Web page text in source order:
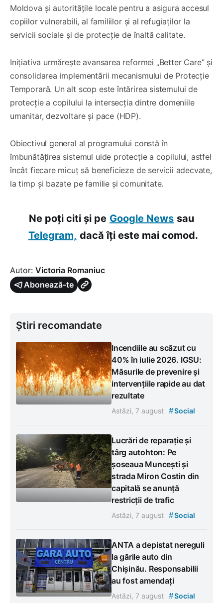
Moldova și autoritățile locale pentru a asigura accesul
copiilor vulnerabili, al familiilor și al refugiaților la
servicii sociale și de protecție de înaltă calitate.
Inițiativa urmărește avansarea reformei „Better Care” și
consolidarea implementării mecanismului de Protecție
Temporară. Un alt scop este întărirea sistemului de
protecție a copilului la intersecția dintre domeniile
umanitar, dezvoltare și pace (HDP).
Obiectivul general al programului constă în
îmbunătățirea sistemul uide protecție a copilului, astfel
încât fiecare micuț să beneficieze de servicii adecvate,
la timp și bazate pe familie și comunitate.
Ne poți citi și pe Google News sau
Telegram, dacă îți este mai comod.
Autor: Victoria Romaniuc
Abonează-te
Știri recomandate
Incendiile au scăzut cu
40% în iulie 2026. IGSU:
Măsurile de prevenire și
intervențiile rapide au dat
rezultate
Astăzi, 7 august #Social
Lucrări de reparație și
târg autohton: Pe
șoseaua Muncești și
strada Miron Costin din
capitală se anunță
restricții de trafic
Astăzi, 7 august #Social
ANTA a depistat nereguli
la gările auto din
Chișinău. Responsabilii
au fost amendați
Astăzi, 7 august #Social